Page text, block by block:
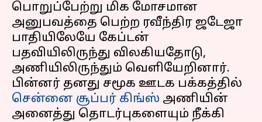
பொறுப்பேற்று மிக மோசமான
அனுபவத்தை பெற்ற ரவீந்திர ஜடேஜா
பாதியிலேயே கேப்டன்
பதவியிலிருந்து விலகியதோடு,
அணியிலிருந்தும் வெளியேறினார்.
பின்னர் தனது சமூக ஊடக பக்கத்தில்
சென்னை சூப்பர் கிங்ஸ் அணியின்
அனைத்து தொடர்புகளையும் நீக்கி